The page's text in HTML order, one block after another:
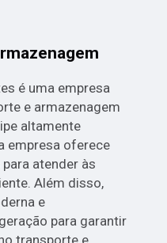
é uma empresa
e armazenagem
altamente
empresa oferece
atender às
Além disso,
e
para garantir
transporte e